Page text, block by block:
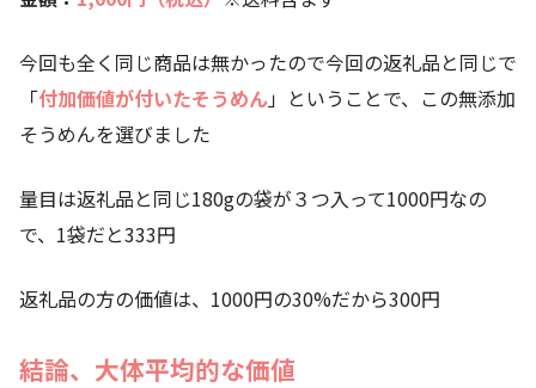
今回も全く同じ商品は無かったので今回の返礼品と同じで
「付加価値が付いたそうめん」ということで、この無添加
そうめんを選びました
量目は返礼品と同じ180gの袋が３つ入って1000円なの
で、1袋だと333円
返礼品の方の価値は、1000円の30%だから300円
結論、大体平均的な価値